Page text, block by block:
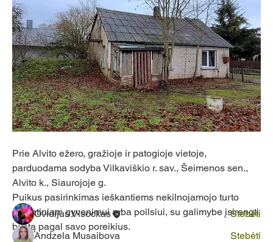
Prie Alvito ežero, gražioje ir patogioje vietoje,
parduodama sodyba Vilkaviškio r. sav., Šeimenos sen.,
Alvito k., Siaurojoje g.
Puikus pasirinkimas ieškantiems nekilnojamojo turto
nuolatiniam gyvenimui arba poilsiui, su galimybe įsirengti
būstą pagal savo poreikius.
Apie
Welcome to the group! You can connect with other
Sužinokite daugiau
Nariai
Ovidijus Visockas
Stebėti
Andzela Musaibova
Stebėti